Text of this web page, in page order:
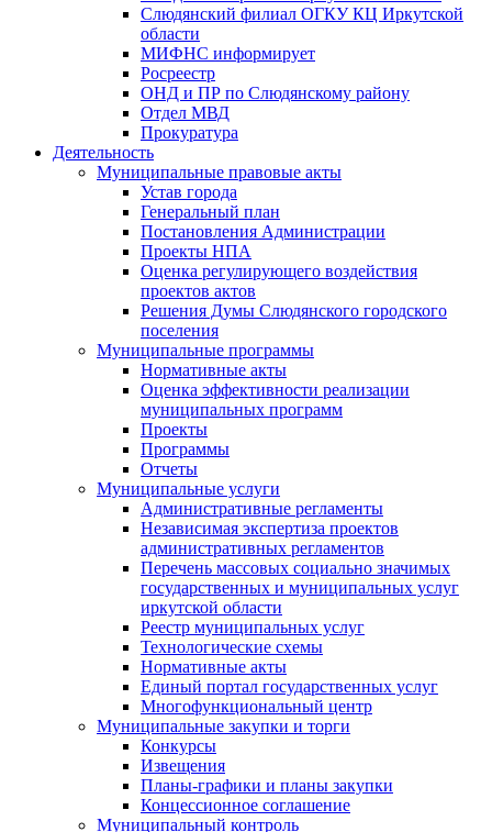
Слюдянский филиал ОГКУ КЦ Иркутской
области
МИФНС информирует
Росреестр
ОНД и ПР по Слюдянскому району
Отдел МВД
Прокуратура
Деятельность
Муниципальные правовые акты
Устав города
Генеральный план
Постановления Администрации
Проекты НПА
Оценка регулирующего воздействия
проектов актов
Решения Думы Слюдянского городского
поселения
Муниципальные программы
Нормативные акты
Оценка эффективности реализации
муниципальных программ
Проекты
Программы
Отчеты
Муниципальные услуги
Административные регламенты
Независимая экспертиза проектов
административных регламентов
Перечень массовых социально значимых
государственных и муниципальных услуг
иркутской области
Реестр муниципальных услуг
Технологические схемы
Нормативные акты
Единый портал государственных услуг
Многофункциональный центр
Муниципальные закупки и торги
Конкурсы
Извещения
Планы-графики и планы закупки
Концессионное соглашение
Муниципальный контроль